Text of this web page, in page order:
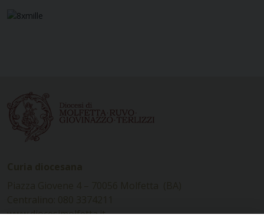
www.diocesimolfetta.it –